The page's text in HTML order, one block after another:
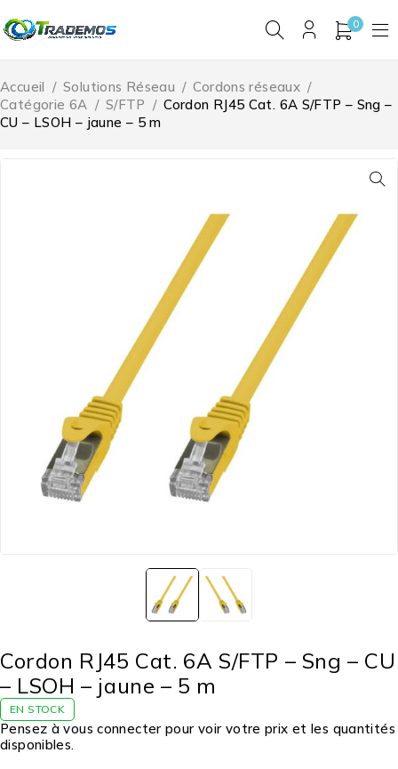
0
Accueil / Solutions Réseau / Cordons réseaux /
Catégorie 6A / S/FTP / Cordon RJ45 Cat. 6A S/FTP – Sng –
CU – LSOH – jaune – 5 m
Cordon RJ45 Cat. 6A S/FTP – Sng – CU
– LSOH – jaune – 5 m
EN STOCK
Pensez à vous connecter pour voir votre prix et les quantités
disponibles.